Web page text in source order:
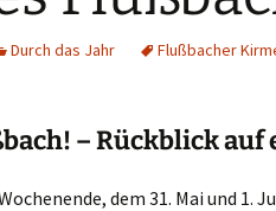
Durch das Jahr Flußbacher
– Rückblick
dem 31. Mai und 1.